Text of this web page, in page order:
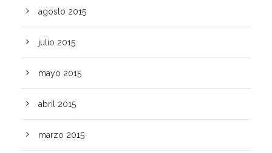
agosto 2015
julio 2015
mayo 2015
abril 2015
marzo 2015